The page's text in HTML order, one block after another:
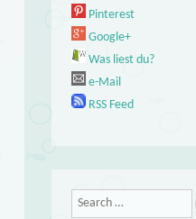
Pinterest
Google+
Was liest du?
e-Mail
RSS Feed
Search